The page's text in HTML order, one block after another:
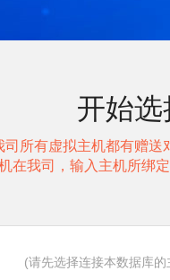
开始
司所有虚拟主机都有赠
在我司，输入主机所绑
(请先选择连接本数据库